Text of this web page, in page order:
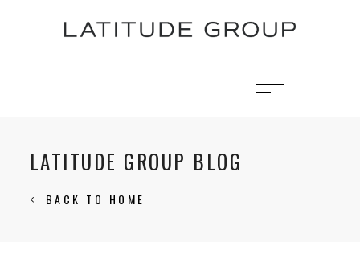
LATITUDE GROUP BLOG
BACK TO HOME